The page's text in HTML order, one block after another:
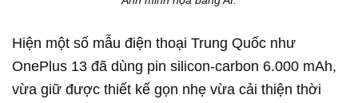
Hiện một số mẫu điện thoại Trung Quốc như
OnePlus 13 đã dùng pin silicon-carbon 6.000 mAh,
vừa giữ được thiết kế gọn nhẹ vừa cải thiện thời